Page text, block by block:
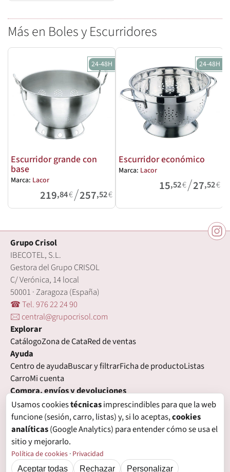
Más en Boles y Escurridores
24-48H
Escurridor grande con
base
Marca: Lacor
219,84€/257,52€
24-48H
Escurridor económico
Marca: Lacor
15,52€/27,52€
Grupo Crisol
IBECOTEL, S.L.
Gestora del Grupo CRISOL
C/ Verónica, 14 local
50001 · Zaragoza (España)
☎ Tel. 976 22 24 90
🖂 central@grupocrisol.com
Explorar
CatálogoZona de CataRed de ventas
Ayuda
Centro de ayudaBuscar y filtrarFicha de productoListas
CarroMi cuenta
Compra, envíos y devoluciones
Condiciones de compraFormas de pagoGastos de envío
Plazos de entregaDevolucionesGarantía
Legal
Aviso legalPrivacidad
Política de cookiesPreferencias de cookies
Usamos cookiestécnicasimprescindibles para que la web
funcione (sesión, carro, listas) y, si lo aceptas,cookies
analíticas(Google Analytics) para entender cómo se usa el
sitio y mejorarlo.
Política de cookies · Privacidad
Aceptar todas Rechazar Personalizar